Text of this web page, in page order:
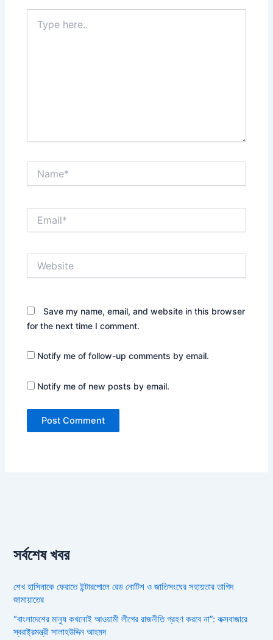
here..
Save my name, email, and website in this browser
for the next time I comment.
Notify me of follow-up comments by email.
Notify me of new posts by email.
সর্বশেষ খবর
শেখ হাসিনাকে ফেরাতে ইন্টারপোলে রেড নোটিশ ও জাতিসংঘের সহায়তার তাগিদ
জামায়াতের
“বাংলাদেশের মানুষ কখনোই আওয়ামী লীগের রাজনীতি গ্রহণ করবে না”: কক্সবাজারে
স্বরাষ্ট্রমন্ত্রী সালাহউদ্দিন আহমদ